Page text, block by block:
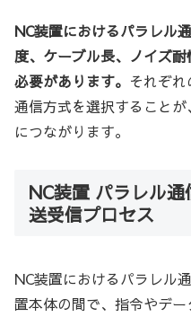
NC装置におけるパラレル
度、ケーブル長、ノイズ
必要があります。 それぞ
通信方式を選択すること
につながります。
NC装置 パラレル
送受信プロセス
NC装置におけるパラレル
置本体の間で、指令やデ